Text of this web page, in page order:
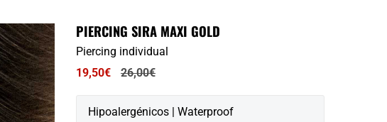
PIERCING SIRA MAXI GOLD
Piercing individual
19,50€
Precio
26,00€
Hipoalergénicos | Waterproof